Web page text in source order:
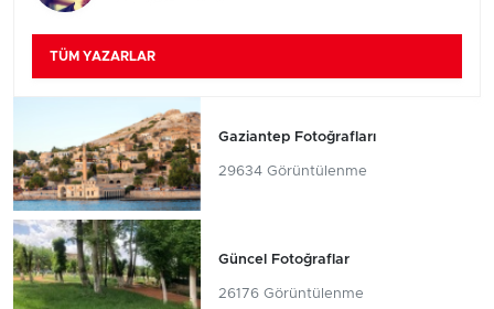
TÜM YAZARLAR
Gaziantep Fotoğrafları
29634 Görüntülenme
Güncel Fotoğraflar
26176 Görüntülenme